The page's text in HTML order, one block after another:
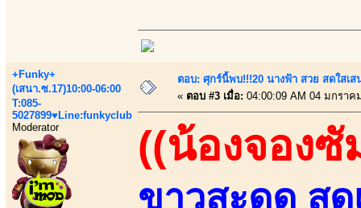
+Funky+
(เสนา.ซ.17)10:00-06:00
T:085-
5027899♥Line:funkyclub
Moderator
ตอบ: ศุกร์นี้พบ!!!20 นางฟ้า สวย สดใสเส
« ตอบ #3 เมื่อ: 04:00:09 AM 04 มกราค
((น้องจองซั
ขาวสะดุด สุด